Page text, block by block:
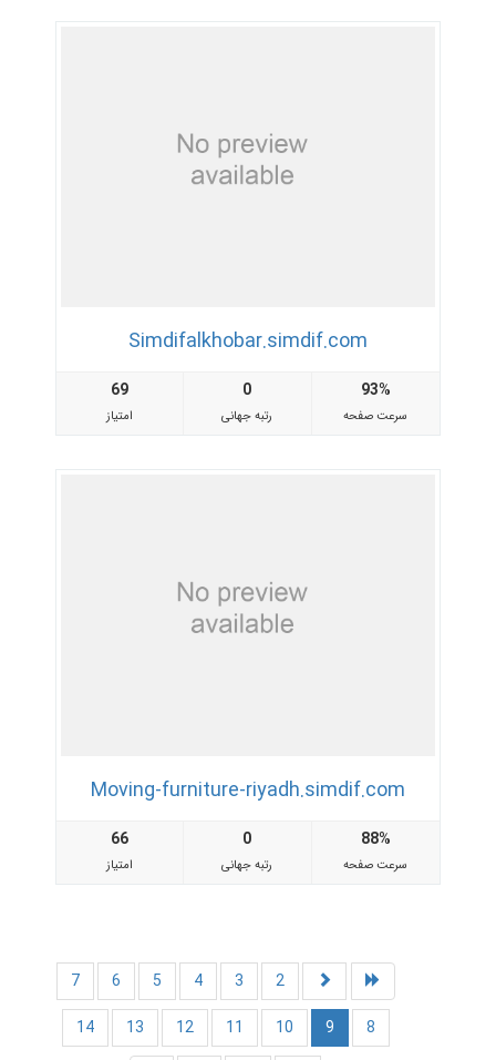
Simdifalkhobar.simdif.com
69
امتیاز
0
رتبه جهانی
93%
سرعت صفحه
Moving-furniture-riyadh.simdif.com
66
امتیاز
0
رتبه جهانی
88%
سرعت صفحه
2
3
4
5
6
7
8
9
10
11
12
13
14